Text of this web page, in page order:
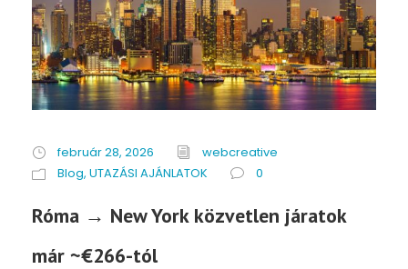
február 28, 2026
webcreative
Blog, UTAZÁSI AJÁNLATOK 0
Róma → New York közvetlen járatok
már ~€266-tól